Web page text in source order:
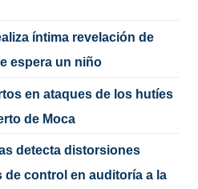
íntima revelación de
espera un niño
en ataques de los hutíes
de Moca
detecta distorsiones
control en auditoría a la